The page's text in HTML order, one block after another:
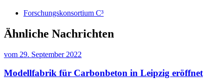
Forschungskonsortium C³
Ähnliche Nachrichten
vom 29. September 2022
Modellfabrik für Carbonbeton in Leipzig eröffnet